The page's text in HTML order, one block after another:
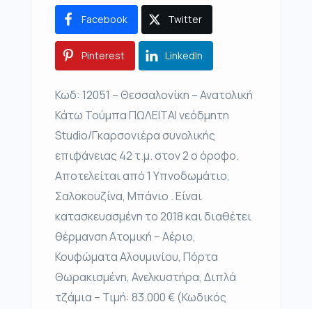
Facebook Twitter
Pinterest LinkedIn
Κωδ: 12051 – Θεσσαλονίκη – Ανατολική
Κάτω Τούμπα ΠΩΛΕΙΤΑΙ νεόδμητη
Studio/Γκαρσονιέρα συνολικής
επιφάνειας 42 τ.μ. στον 2 ο όροφο.
Αποτελείται από 1 Υπνοδωμάτιο,
Σαλοκουζίνα, Μπάνιο . Είναι
κατασκευασμένη το 2018 και διαθέτει
θέρμανση Ατομική – Αέριο,
Κουφώματα Αλουμινίου, Πόρτα
Θωρακισμένη, Ανελκυστήρα, Διπλά
τζάμια – Τιμή: 83.000 € (Κωδικός